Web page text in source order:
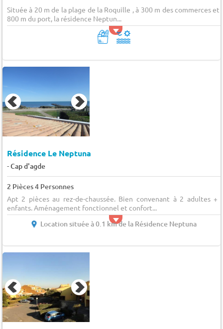
Située à 20 m de la plage de la Roquille , à 300 m des commerces et
800 m du port, la résidence Neptun...
Résidence Le Neptuna
-Cap d'agde
2 Pièces 4 Personnes
Apt 2 pièces au rez-de-chaussée. Bien convenant à 2 adultes +
enfants. Aménagement fonctionnel et confort...
Location située à 0.1 km de la Résidence Neptuna